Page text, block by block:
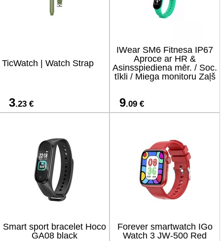
TicWatch | Watch Strap
3.23 €
IWear SM6 Fitnesa IP67
Aproce ar HR &
Asinsspiediena mēr. / Soc.
tīkli / Miega monitoru Zaļš
9.09 €
Smart sport bracelet Hoco
GA08 black
Forever smartwatch IGo
Watch 3 JW-500 Red